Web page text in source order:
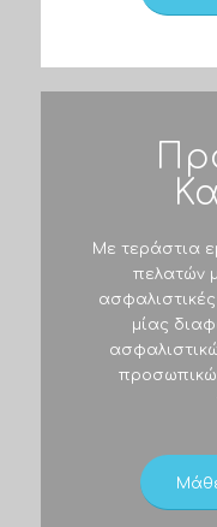
Με τεράστια
πελατών
μίας